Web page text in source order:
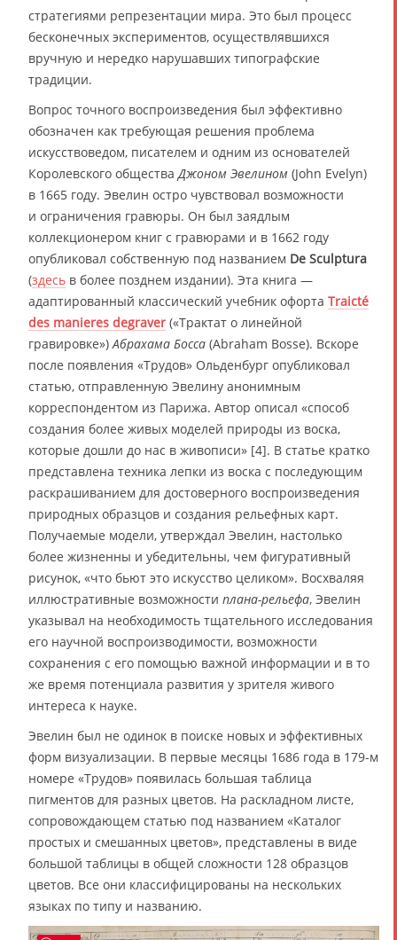
стратегиями репрезентации мира. Это был процесс
бесконечных экспериментов, осуществлявшихся
вручную и нередко нарушавших типографские
традиции.
Вопрос точного воспроизведения был эффективно
обозначен как требующая решения проблема
искусствоведом, писателем и одним из основателей
Королевского обществаДжоном Эвелином (John Evelyn)
в 1665 году. Эвелин остро чувствовал возможности
и ограничения гравюры. Он был заядлым
коллекционером книг с гравюрами и в 1662 году
опубликовал собственную под названием De Sculptura
(здесь в более позднем издании). Эта книга —
адаптированный классический учебник офорта Traicté
des manieres degraver («Трактат о линейной
гравировке»)Абрахама Босса (Abraham Bosse). Вскоре
после появления «Трудов» Ольденбург опубликовал
статью, отправленную Эвелину анонимным
корреспондентом из Парижа. Автор описал «способ
создания более живых моделей природы из воска,
которые дошли до нас в живописи» [4]. В статье кратко
представлена техника лепки из воска с последующим
раскрашиванием для достоверного воспроизведения
природных образцов и создания рельефных карт.
Получаемые модели, утверждал Эвелин, настолько
более жизненны и убедительны, чем фигуративный
рисунок, «что бьют это искусство целиком». Восхваляя
иллюстративные возможности плана-рельефа, Эвелин
указывал на необходимость тщательного исследования
его научной воспроизводимости, возможности
сохранения с его помощью важной информации и в то
же время потенциала развития у зрителя живого
интереса к науке.
Эвелин был не одинок в поиске новых и эффективных
форм визуализации. В первые месяцы 1686 года в 179-м
номере «Трудов» появилась большая таблица
пигментов для разных цветов. На раскладном листе,
сопровождающем статью под названием «Каталог
простых и смешанных цветов», представлены в виде
большой таблицы в общей сложности 128 образцов
цветов. Все они классифицированы на нескольких
языках по типу и названию.